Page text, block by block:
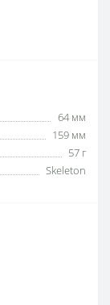
64 мм
159 мм
57 г
Skeleton